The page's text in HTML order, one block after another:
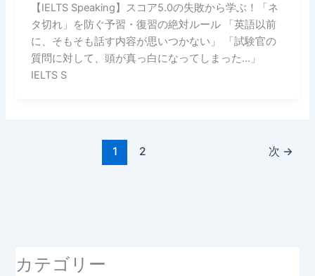
【IELTS Speaking】スコア5.0の失敗から学ぶ！「ネ
タ切れ」を防ぐ予習・復習の絶対ルール 「英語以前
に、そもそも話す内容が思いつかない」 「試験官の
質問に対して、頭が真っ白になってしまった…」
IELTS S
1 2 次 →
カテゴリー